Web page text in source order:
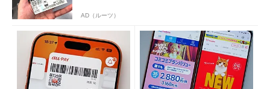
AD（ルーツ）